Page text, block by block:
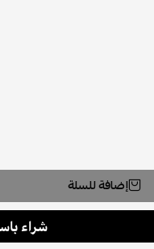
إضافة للسلة